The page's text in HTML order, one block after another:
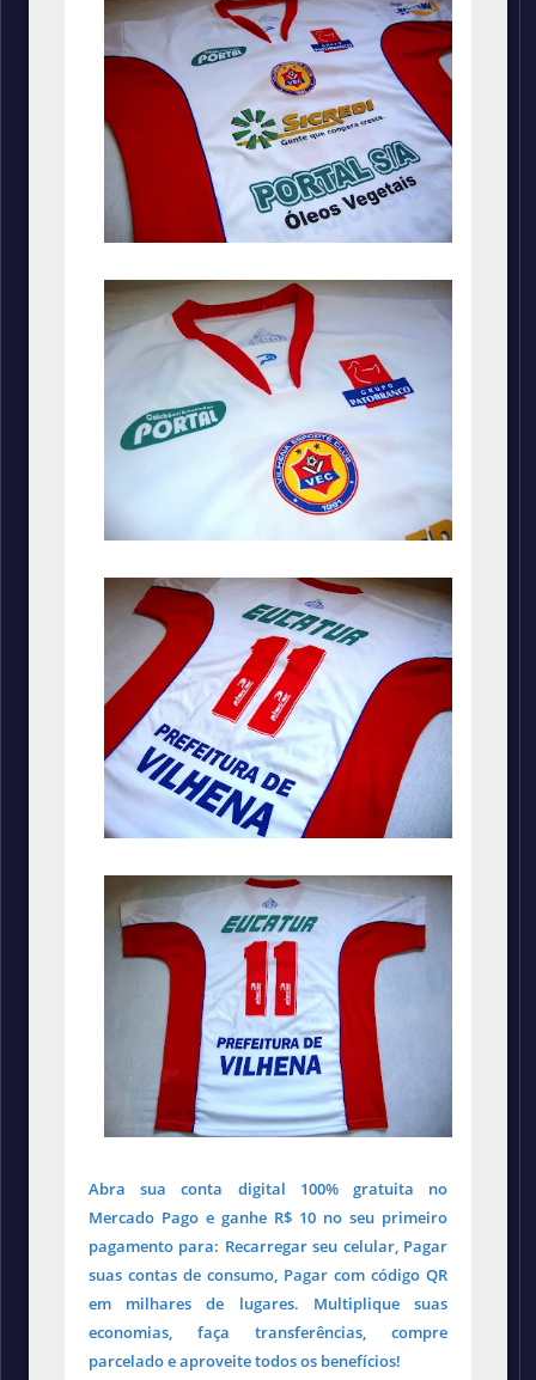
Abra sua conta digital 100% gratuita no
Mercado Pago e ganhe R$ 10 no seu primeiro
pagamento para: Recarregar seu celular, Pagar
suas contas de consumo, Pagar com código QR
em milhares de lugares. Multiplique suas
economias, faça transferências, compre
parcelado e aproveite todos os benefícios!